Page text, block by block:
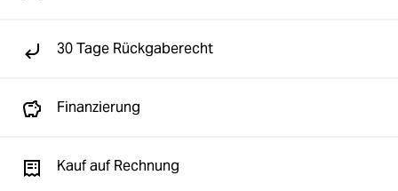
30 Tage Rückgaberecht
Finanzierung
Kauf auf Rechnung